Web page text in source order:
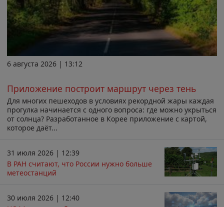
6 августа 2026 | 13:12
Приложение построит маршрут через тень
Для многих пешеходов в условиях рекордной жары каждая
прогулка начинается с одного вопроса: где можно укрыться
от солнца? Разработанное в Корее приложение с картой,
которое даёт...
31 июля 2026 | 12:39
В РАН считают, что России нужно больше
метеостанций
30 июля 2026 | 12:40